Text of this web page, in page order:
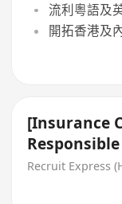
流利粵語及
開拓香港及
[Insurance
Insurance)
Recruit Express